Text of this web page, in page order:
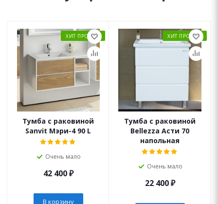
ХИТ ПРОДАЖ
Тумба с раковиной
Sanvit Мэри-4 90 L
Очень мало
42 400₽
В корзину
ХИТ ПРОДАЖ
Тумба с раковиной
Bellezza Асти 70
напольная
Очень мало
22 400₽